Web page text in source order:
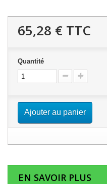
65,28 € TTC
Quantité
Ajouter au panier
EN SAVOIR PLUS